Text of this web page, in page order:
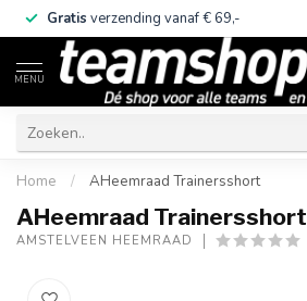
Gratis verzending vanaf € 69,-
MENU
Home / AHeemraad Trainersshort
AHeemraad Trainersshort
AMSTELVEEN HEEMRAAD